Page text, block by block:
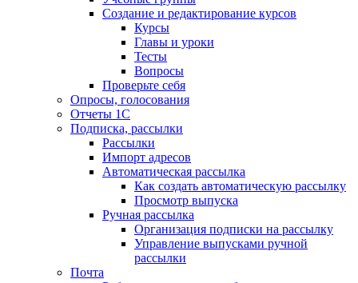
Создание и редактирование курсов
Курсы
Главы и уроки
Тесты
Вопросы
Проверьте себя
Опросы, голосования
Отчеты 1С
Подписка, рассылки
Рассылки
Импорт адресов
Автоматическая рассылка
Как создать автоматическую рассылку
Просмотр выпуска
Ручная рассылка
Организация подписки на рассылку
Управление выпусками ручной
рассылки
Почта